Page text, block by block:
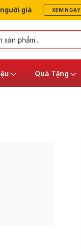
già XEM NGAY
Quà Tặng